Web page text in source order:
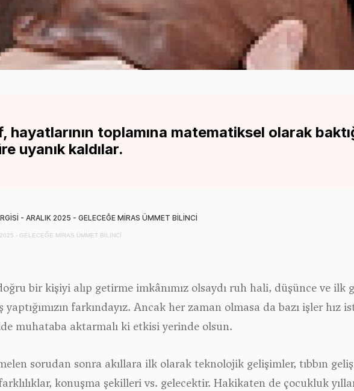
hayatlarının toplamına matematiksel olarak
uyanık kaldılar.
- GELECEĞE MİRAS ÜMMET BİLİNCİ
bir kişiyi alıp getirme imkânımız olsaydı ruh hali, düşünce ve ilk
farkındayız. Ancak her zaman olmasa da bazı işler hız
muhataba aktarmalı ki etkisi yerinde olsun.
sorudan sonra akıllara ilk olarak teknolojik gelişimler, tıbbın
konuşma şekilleri vs. gelecektir. Hakikaten de çocukluk